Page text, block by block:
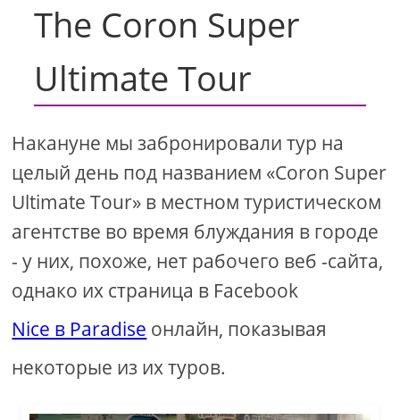
The Coron Super
Ultimate Tour
Накануне мы забронировали тур на
целый день под названием «Coron Super
Ultimate Tour» в местном туристическом
агентстве во время блуждания в городе
- у них, похоже, нет рабочего веб -сайта,
однако их страница в Facebook
Nice в Paradise онлайн, показывая
некоторые из их туров.